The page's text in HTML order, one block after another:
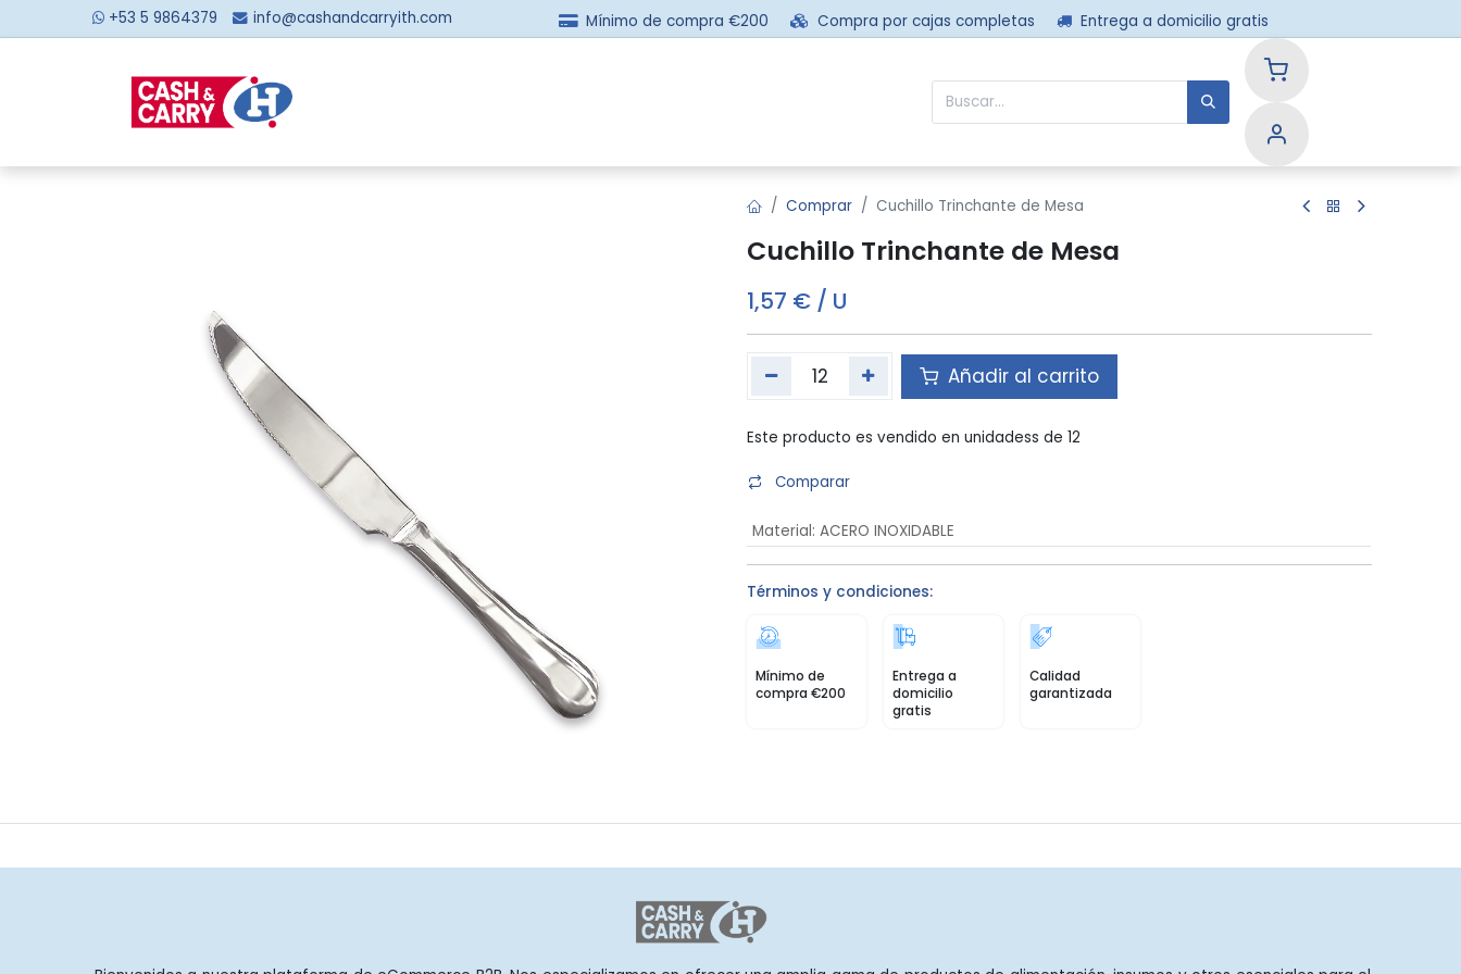
+53 5 9864379 info@cashandcarryith.com Mínimo de compra €200 Compra por cajas completas Entrega a domicilio gratis
Contáctanos
Comprar Cuchillo Trinchante de Mesa
Cuchillo Trinchante de Mesa
1,57 € / U
Añadir al carrito
Este producto es vendido en unidadess de 12
Comparar
Material: ACERO INOXIDABLE
Términos y condiciones:
Mínimo de
compra €200
Entrega a
domicilio
gratis
Calidad
garantizada